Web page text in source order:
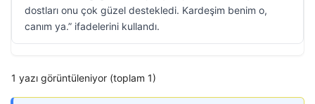
dostları onu çok güzel destekledi. Kardeşim benim o,
canım ya.” ifadelerini kullandı.
1 yazı görüntüleniyor (toplam 1)